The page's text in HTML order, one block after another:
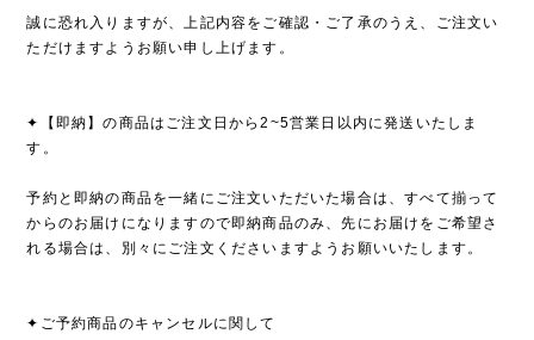
誠に恐れ入りますが、上記内容をご確認・ご了承のうえ、ご注文い
ただけますようお願い申し上げます。
✦【即納】の商品はご注文日から2~5営業日以内に発送いたしま
す。
予約と即納の商品を一緒にご注文いただいた場合は、すべて揃って
からのお届けになりますので即納商品のみ、先にお届けをご希望さ
れる場合は、別々にご注文くださいますようお願いいたします。
✦ご予約商品のキャンセルに関して